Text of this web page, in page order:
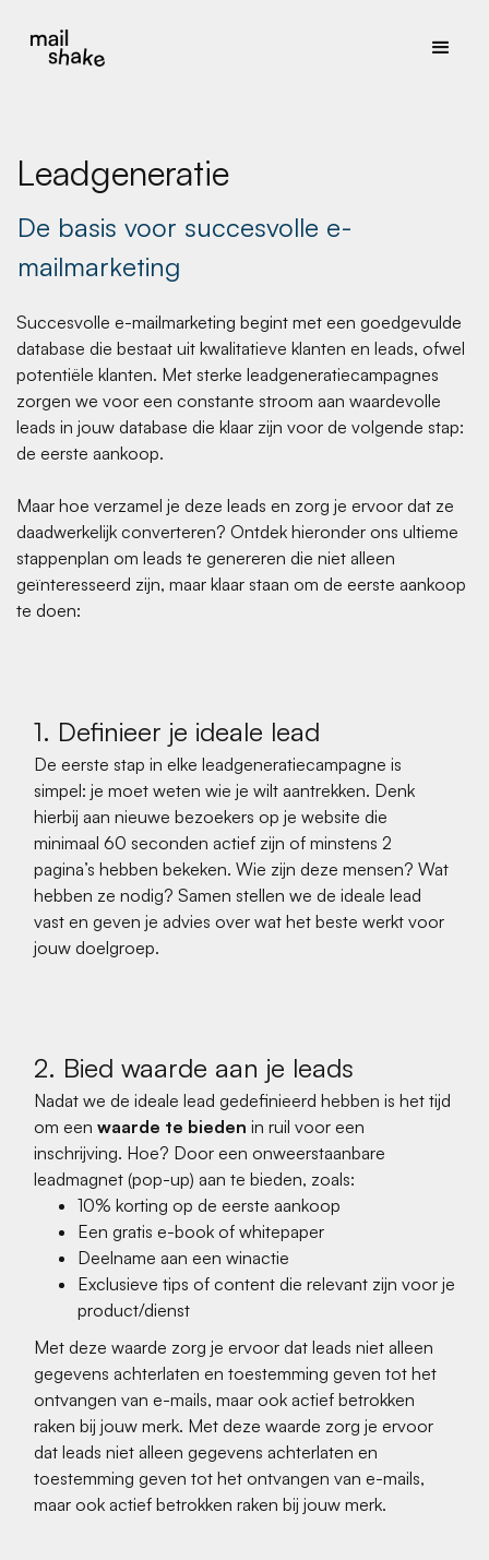
Leadgeneratie
De basis voor succesvolle e-
mailmarketing
Succesvolle e-mailmarketing begint met een goedgevulde
database die bestaat uit kwalitatieve klanten en leads, ofwel
potentiële klanten. Met sterke leadgeneratiecampagnes
zorgen we voor een constante stroom aan waardevolle
leads in jouw database die klaar zijn voor de volgende stap:
de eerste aankoop.
Maar hoe verzamel je deze leads en zorg je ervoor dat ze
daadwerkelijk converteren? Ontdek hieronder ons ultieme
stappenplan om leads te genereren die niet alleen
geïnteresseerd zijn, maar klaar staan om de eerste aankoop
te doen:
1. Definieer je ideale lead
De eerste stap in elke leadgeneratiecampagne is
simpel: je moet weten wie je wilt aantrekken. Denk
hierbij aan nieuwe bezoekers op je website die
minimaal 60 seconden actief zijn of minstens 2
pagina’s hebben bekeken. Wie zijn deze mensen? Wat
hebben ze nodig? Samen stellen we de ideale lead
vast en geven je advies over wat het beste werkt voor
jouw doelgroep.
2. Bied waarde aan je leads
Nadat we de ideale lead gedefinieerd hebben is het tijd
om een waarde te bieden in ruil voor een
inschrijving. Hoe? Door een onweerstaanbare
leadmagnet (pop-up) aan te bieden, zoals:
10% korting op de eerste aankoop
Een gratis e-book of whitepaper
Deelname aan een winactie
Exclusieve tips of content die relevant zijn voor je
product/dienst
Met deze waarde zorg je ervoor dat leads niet alleen
gegevens achterlaten en toestemming geven tot het
ontvangen van e-mails, maar ook actief betrokken
raken bij jouw merk. Met deze waarde zorg je ervoor
dat leads niet alleen gegevens achterlaten en
toestemming geven tot het ontvangen van e-mails,
maar ook actief betrokken raken bij jouw merk.